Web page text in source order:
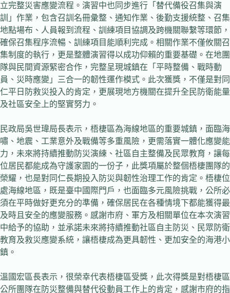
立完整災害應變流程。演習中也同步進行「替代備役召集與演
訓」作業，包含召訓名冊彙整、通知作業、後勤支援統整、召集
地點場布、人員報到流程、訓練項目協調及跨機關聯繫等環節，
確保召集程序流暢、訓練項目能順利完成。相關作業不僅攸關召
集制度的執行，更是整體演習得以成功仰賴的重要基礎。在地團
隊與民間資源緊密合作，完整呈現城鎮在「平時整備、戰時動
員、災時應變」三合一的韌性運作模式。此次獲獎，不僅是對同
仁平日防救災投入的肯定，更展現地方機關在提升全民防衛能量
及社區安全上的堅實努力。
民政局吳世瑋局長表示，梧棲區為海線地區的重要城鎮，面臨海
嘯、地震、工業意外及戰備等多重風險，更需落實一體化應變能
力，未來將持續推動防災演練、社區自主整備及民眾教育，讓每
位居民都能成為守護家園的一份子，此獎項屬於整個梧棲團隊的
榮耀，也是對同仁長期投入防災與韌性治理工作的肯定。梧棲位
處海線地區，既是臺中國際門戶，也面臨多元風險挑戰，公所必
須在平時做好更充分的準備，確保居民在各種情境下都能獲得最
及時且安全的應變服務。感謝市府、軍方及相關單位在本次演習
中給予的協助，並承諾未來將持續推動社區自主防災、民眾防衛
教育及救災應變系統，讓梧棲成為更具韌性、更加安全的海港小
鎮。
溫國宏區長表示，很榮幸代表梧棲區受獎，此次得獎是對梧棲區
公所團隊在防災整備與替代役動員工作上的肯定，感謝市府的指